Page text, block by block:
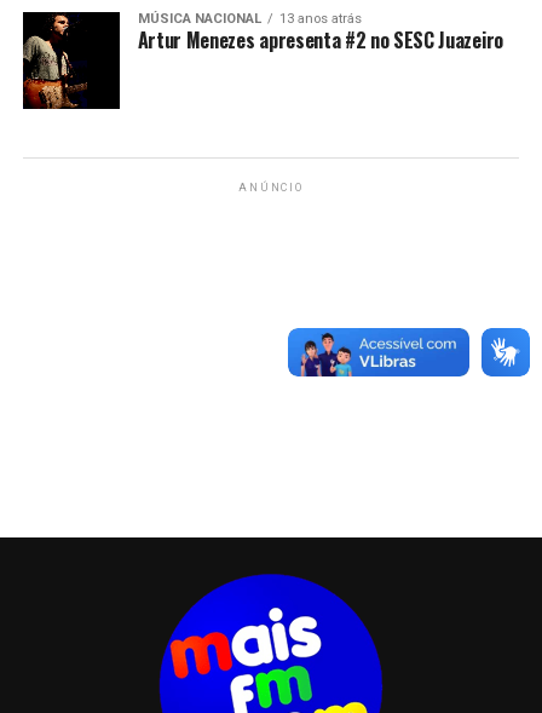
MÚSICA NACIONAL 13 anos atrás
Artur Menezes apresenta #2 no SESC Juazeiro
ANÚNCIO